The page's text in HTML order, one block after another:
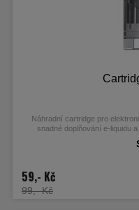
Náhradní cartridge pro
snadné doplňování e-liquidu
59,- Kč
99,- Kč